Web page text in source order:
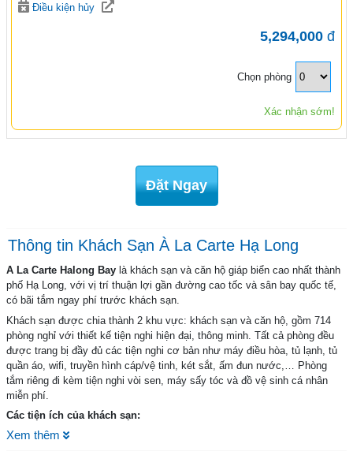
Điều kiện hủy
5,294,000 đ
Chọn phòng
Xác nhận sớm!
Đặt Ngay
Thông tin Khách Sạn À La Carte Hạ Long
A La Carte Halong Bay là khách sạn và căn hộ giáp biển cao nhất thành
phố Hạ Long, với vị trí thuận lợi gần đường cao tốc và sân bay quốc tế,
có bãi tắm ngay phí trước khách sạn.
Khách sạn được chia thành 2 khu vực: khách sạn và căn hộ, gồm 714
phòng nghỉ với thiết kế tiện nghi hiện đại, thông minh. Tất cả phòng đều
được trang bị đầy đủ các tiện nghi cơ bản như máy điều hòa, tủ lạnh, tủ
quần áo, wifi, truyền hình cáp/vệ tinh, két sắt, ấm đun nước,… Phòng
tắm riêng đi kèm tiện nghi vòi sen, máy sấy tóc và đồ vệ sinh cá nhân
miễn phí.
Các tiện ích của khách sạn:
Ẩm thực:
Xem thêm